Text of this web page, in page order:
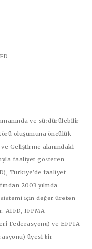
ve sürdürülebilir
oluşumuna öncülük
Geliştirme alanındaki
faaliyet gösteren
Türkiye'de faaliyet
2003 yılında
için değer üreten
AIFD, IFPMA
Federasyonu) ve EFPIA
üyesi bir